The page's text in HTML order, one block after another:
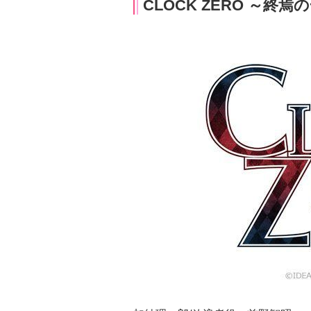
CLOCK ZERO ～終焉